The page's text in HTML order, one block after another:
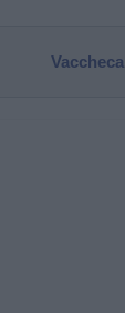
Vaccheca